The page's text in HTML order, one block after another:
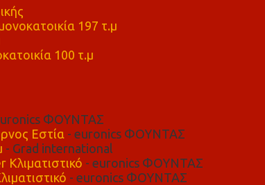
197 τ.μ
100 τ.μ
ΦΟΥΝΤΑΣ
Εστία - euronics ΦΟΥΝΤΑΣ
- Grad international
- euronics ΦΟΥΝΤΑΣ
- euronics ΦΟΥΝΤΑΣ